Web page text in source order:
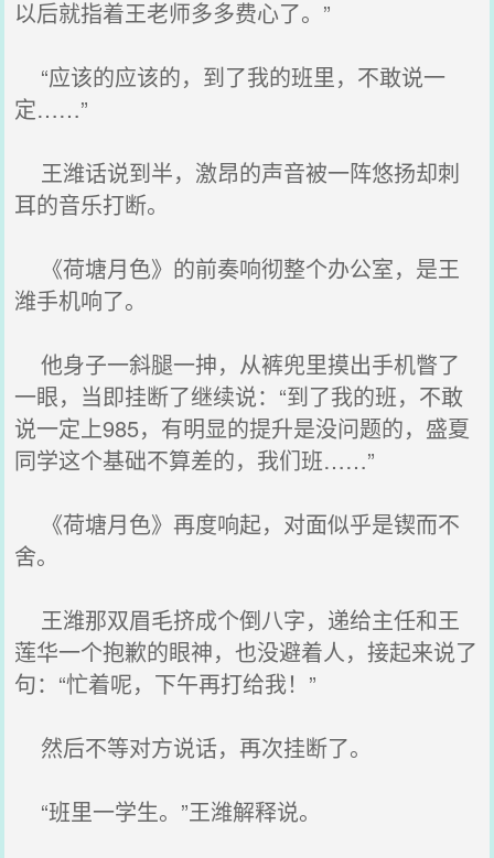
以后就指着王老师多多费心了。”
“应该的应该的，到了我的班里，不敢说一
定……”
王潍话说到半，激昂的声音被一阵悠扬却刺
耳的音乐打断。
《荷塘月色》的前奏响彻整个办公室，是王
潍手机响了。
他身子一斜腿一抻，从裤兜里摸出手机瞥了
一眼，当即挂断了继续说：“到了我的班，不敢
说一定上985，有明显的提升是没问题的，盛夏
同学这个基础不算差的，我们班……”
《荷塘月色》再度响起，对面似乎是锲而不
舍。
王潍那双眉毛挤成个倒八字，递给主任和王
莲华一个抱歉的眼神，也没避着人，接起来说了
句：“忙着呢，下午再打给我！”
然后不等对方说话，再次挂断了。
“班里一学生。”王潍解释说。